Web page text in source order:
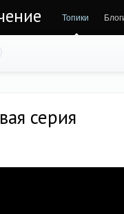
Топики
серия